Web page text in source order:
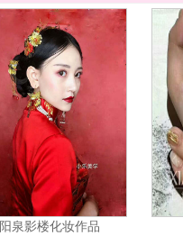
阳泉影楼化妆作品